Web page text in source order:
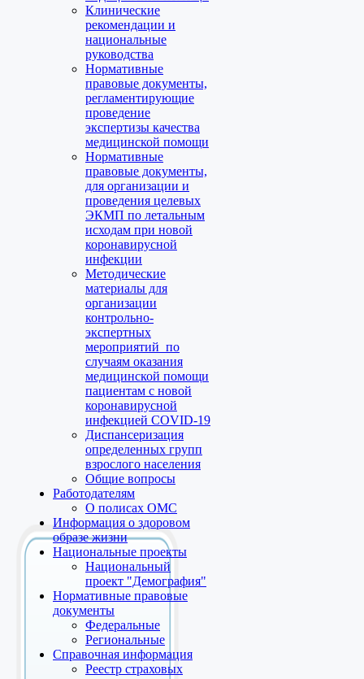
Клинические
рекомендации и
национальные
руководства
Нормативные
правовые документы,
регламентирующие
проведение
экспертизы качества
медицинской помощи
Нормативные
правовые документы,
для организации и
проведения целевых
ЭКМП по летальным
исходам при новой
коронавирусной
инфекции
Методические
материалы для
организации
контрольно-
экспертных
мероприятий по
случаям оказания
медицинской помощи
пациентам с новой
коронавирусной
инфекцией COVID-19
Диспансеризация
определенных групп
взрослого населения
Общие вопросы
Работодателям
О полисах ОМС
Информация о здоровом
образе жизни
Национальные проекты
Национальный
проект "Демография"
Нормативные правовые
документы
Федеральные
Региональные
Справочная информация
Реестр страховых